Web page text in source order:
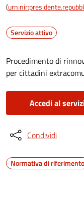
(
Servizio attivo
Procedimento di
per cittadini
Accedi al
Condividi
Normativa di riferimento